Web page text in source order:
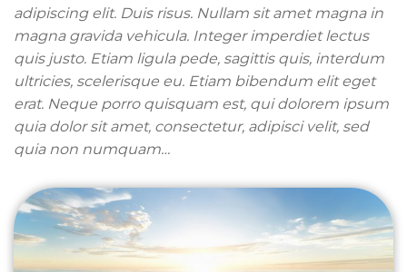
adipiscing elit. Duis risus. Nullam sit amet magna in
magna gravida vehicula. Integer imperdiet lectus
quis justo. Etiam ligula pede, sagittis quis, interdum
ultricies, scelerisque eu. Etiam bibendum elit eget
erat. Neque porro quisquam est, qui dolorem ipsum
quia dolor sit amet, consectetur, adipisci velit, sed
quia non numquam…